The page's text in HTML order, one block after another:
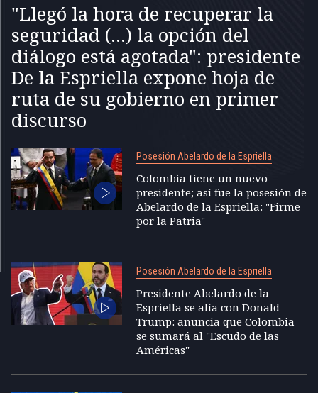
"Llegó la hora de recuperar la
seguridad (...) la opción del
diálogo está agotada": presidente
De la Espriella expone hoja de
ruta de su gobierno en primer
discurso
Posesión Abelardo de la Espriella
Colombia tiene un nuevo
presidente; así fue la posesión de
Abelardo de la Espriella: "Firme
por la Patria"
Posesión Abelardo de la Espriella
Presidente Abelardo de la
Espriella se alía con Donald
Trump: anuncia que Colombia
se sumará al "Escudo de las
Américas"